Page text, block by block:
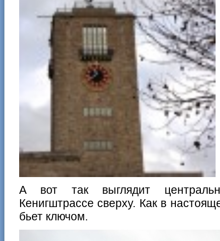
А вот так выглядит
Кенигштрассе сверху. Как в
бьет ключом.